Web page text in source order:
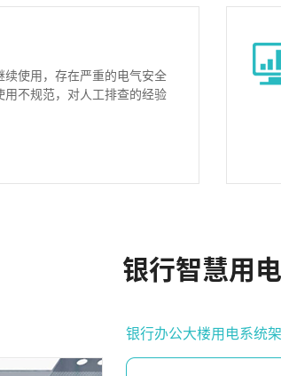
使用，存在严重的电气安全
不规范，对人工排查的经验
银行智慧用
银行办公大楼用电系统